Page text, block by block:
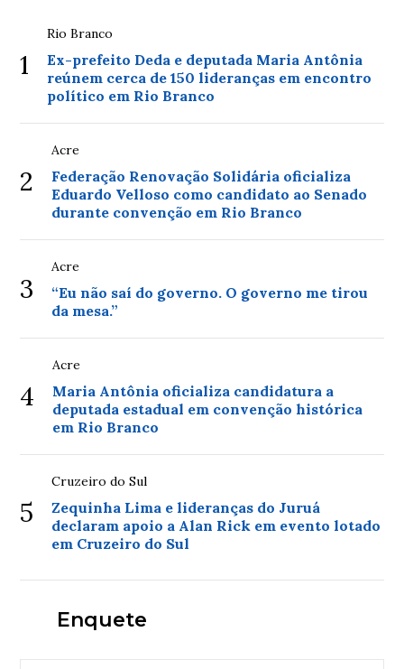
1
Rio Branco
Ex-prefeito Deda e deputada Maria Antônia
reúnem cerca de 150 lideranças em encontro
político em Rio Branco
2
Acre
Federação Renovação Solidária oficializa
Eduardo Velloso como candidato ao Senado
durante convenção em Rio Branco
3
Acre
“Eu não saí do governo. O governo me tirou
da mesa.”
4
Acre
Maria Antônia oficializa candidatura a
deputada estadual em convenção histórica
em Rio Branco
5
Cruzeiro do Sul
Zequinha Lima e lideranças do Juruá
declaram apoio a Alan Rick em evento lotado
em Cruzeiro do Sul
Enquete